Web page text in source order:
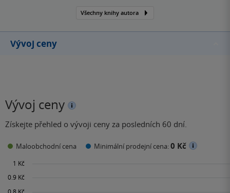
Všechny knihy autora
Vývoj ceny
Vývoj ceny
Získejte přehled o vývoji ceny za posledních 60 dní.
Maloobchodní cena Minimální prodejní cena:0 Kč